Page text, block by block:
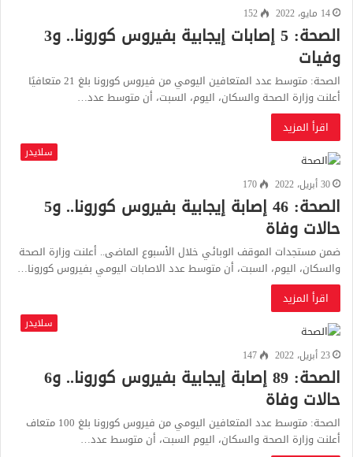
14 مايو، 2022
152
الصحة: 5 إصابات إيجابية بفيروس كورونا.. و3
وفيات
الصحة: متوسط عدد المتعافين اليومي من فيروس كورونا بلغ 21 متعافيًا
أعلنت وزارة الصحة والسكان، اليوم، السبت، أن متوسط عدد…
اقرأ المزيد
سلايدر
30 أبريل، 2022
170
الصحة: 46 إصابة إيجابية بفيروس كورونا.. و5
حالات وفاة
ضمن مستجدات الموقف الوبائي خلال الأسبوع الماضى.. أعلنت وزارة الصحة
والسكان، اليوم، السبت، أن متوسط عدد الاصابات اليومي بفيروس كورونا…
اقرأ المزيد
سلايدر
23 أبريل، 2022
147
الصحة: 89 إصابة إيجابية بفيروس كورونا.. و6
حالات وفاة
الصحة: متوسط عدد المتعافين اليومي من فيروس كورونا بلغ 100 متعاف
أعلنت وزارة الصحة والسكان، اليوم السبت، أن متوسط عدد…